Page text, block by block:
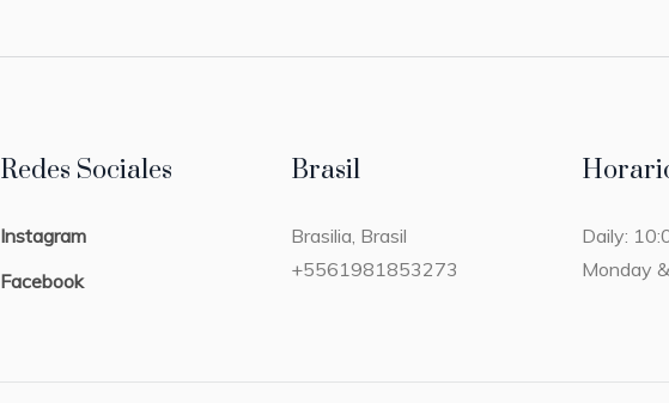
Redes Sociales
Instagram
Facebook
Brasil
Brasilia, Brasil
+5561981853273
Daily:
Monday